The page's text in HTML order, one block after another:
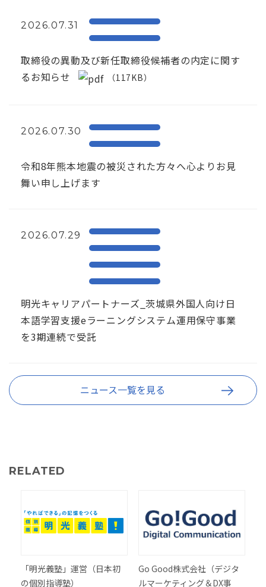
2026.07.31
取締役の異動及び新任取締役候補者の内定に関す
るお知らせ
（117KB）
2026.07.30
令和8年熊本地震の被災された方々へ心よりお見
舞い申し上げます
2026.07.29
明光キャリアパートナーズ_茨城県外国人向け日
本語学習支援eラーニングシステム運用保守事業
を3期連続で受託
ニュース一覧を見る
RELATED
「明光義塾」運営（日本初
の個別指導塾）
Go Good株式会社（デジタ
ルマーケティング＆DX事